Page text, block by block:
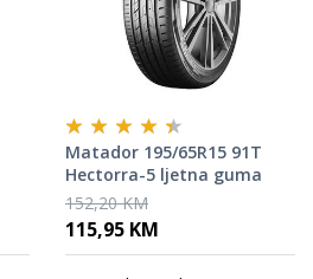
Matador 195/65R15 91T
Hectorra-5 ljetna guma
152,20 KM
115,95 KM